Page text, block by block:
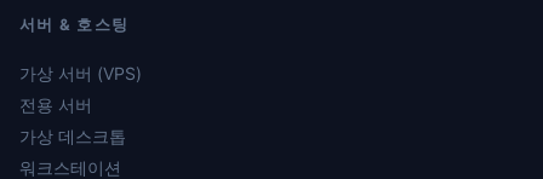
서버 & 호스팅
가상 서버 (VPS)
전용 서버
가상 데스크톱
워크스테이션